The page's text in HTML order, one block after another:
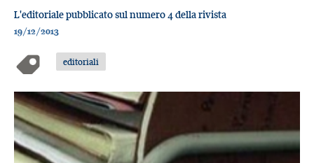
L'editoriale pubblicato sul numero 4 della rivista
19/12/2013
editoriali